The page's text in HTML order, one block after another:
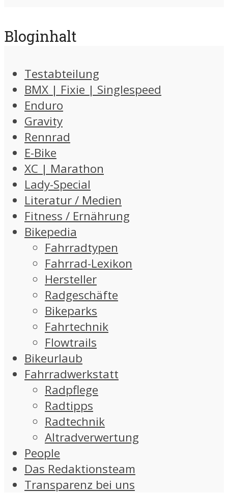
Bloginhalt
Testabteilung
BMX | Fixie | Singlespeed
Enduro
Gravity
Rennrad
E-Bike
XC | Marathon
Lady-Special
Literatur / Medien
Fitness / Ernährung
Bikepedia
Fahrradtypen
Fahrrad-Lexikon
Hersteller
Radgeschäfte
Bikeparks
Fahrtechnik
Flowtrails
Bikeurlaub
Fahrradwerkstatt
Radpflege
Radtipps
Radtechnik
Altradverwertung
People
Das Redaktionsteam
Transparenz bei uns